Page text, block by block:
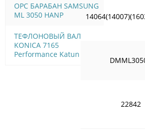
OPC БАРАБАН SAMSUNG
ML 3050 HANP
ТЕФЛОНОВЫЙ ВАЛ
KONICA 7165
Performance Katun
22842